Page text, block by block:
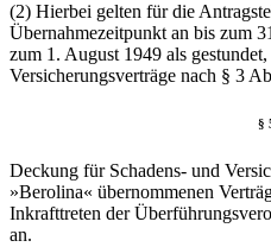
(2) Hierbei gelten für die
Übernahmezeitpunkt an bis zum
zum 1. August 1949 als
Versicherungsverträge nach § 3
§
Deckung für Schadens- und
»Berolina« übernommenen
Inkrafttreten der
an.